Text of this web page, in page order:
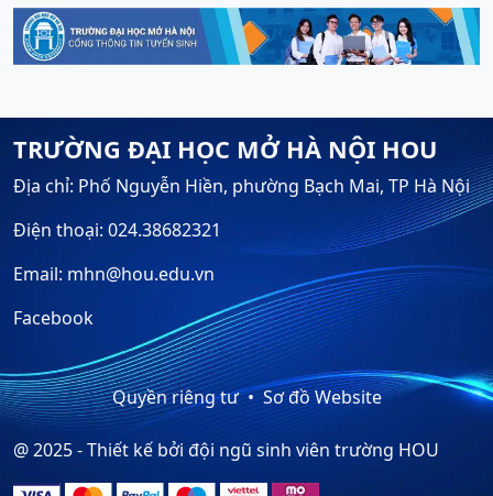
TRƯỜNG ĐẠI HỌC MỞ HÀ NỘI HOU
Địa chỉ: Phố Nguyễn Hiền, phường Bạch Mai, TP Hà Nội
Điện thoại: 024.38682321
Email: mhn@hou.edu.vn
Facebook
Quyền riêng tư Sơ đồ Website
@ 2025 - Thiết kế bởi đội ngũ sinh viên trường HOU